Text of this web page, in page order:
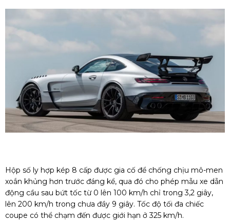
Hộp số ly hợp kép 8 cấp được gia cố để chống chịu mô-men
xoắn khủng hơn trước đáng kể, qua đó cho phép mẫu xe dẫn
động cầu sau bứt tốc từ 0 lên 100 km/h chỉ trong 3,2 giây,
lên 200 km/h trong chưa đầy 9 giây. Tốc độ tối đa chiếc
coupe có thể chạm đến được giới hạn ở 325 km/h.